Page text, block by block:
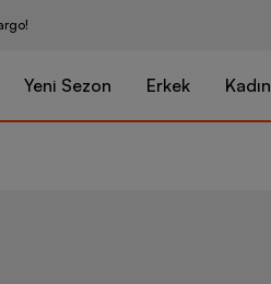
Yeni Sezon Erkek Kadın